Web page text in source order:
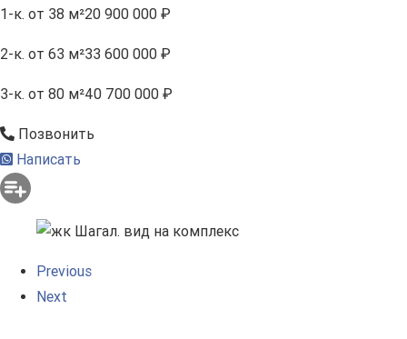
1-к. от 38 м²20 900 000 ₽
2-к. от 63 м²33 600 000 ₽
3-к. от 80 м²40 700 000 ₽
Позвонить
Написать
Previous
Next